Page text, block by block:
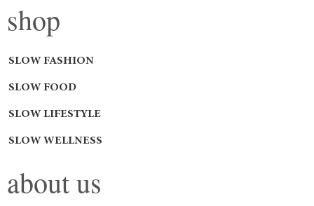
shop
SLOW FASHION
SLOW FOOD
SLOW LIFESTYLE
SLOW WELLNESS
about us